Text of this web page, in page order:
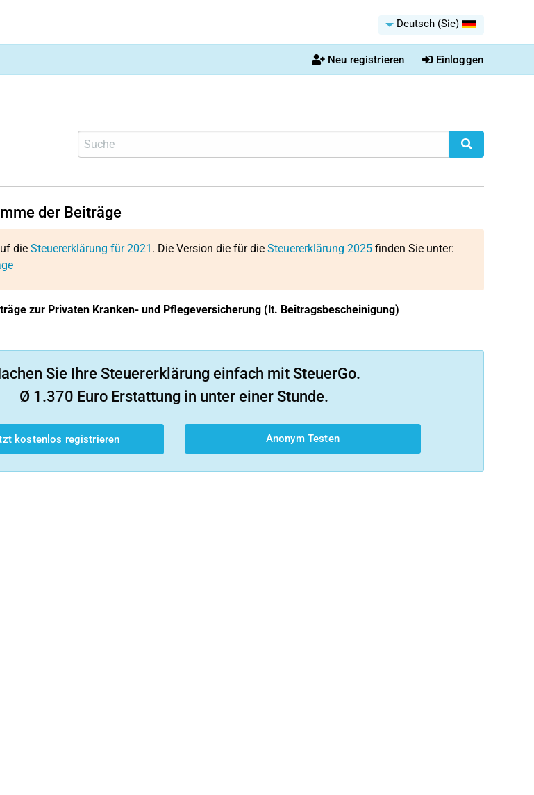
Deutsch (Sie)
Neu registrieren Einloggen
der Beiträge
die Steuererklärung für 2021 . Die Version die für die Steuererklärung 2025finden Sie unter:
zur Privaten Kranken- und Pflegeversicherung (lt. Beitragsbescheinigung)
Sie Ihre Steuererklärung einfach mit SteuerGo.
Ø 1.370 Euro Erstattung in unter einer Stunde.
kostenlos registrieren Anonym Testen